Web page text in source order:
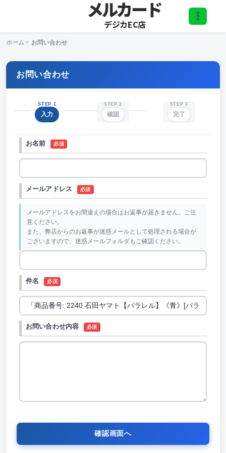
メルカード
デジカEC店
ホーム> お問い合わせ
お問い合わせ
STEP 1
入力
STEP 2
確認
STEP 3
完了
お名前 必須
メールアドレス 必須
メールアドレスをお間違えの場合はお返事が届きません。ご注
意ください。
また、弊店からのお返事が迷惑メールとして処理される場合が
ございますので、迷惑メールフォルダもご確認ください。
件名 必須
お問い合わせ内容 必須
確認画面へ